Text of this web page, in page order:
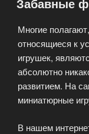
Многие
относящиеся к
игрушек,
абсолютно
развитием. На
миниатюрные
В нашем